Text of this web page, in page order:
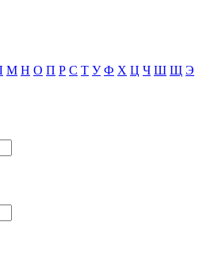
М Н О П Р С Т У Ф Х Ц Ч Ш Щ Э